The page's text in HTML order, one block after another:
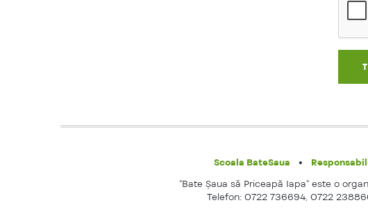
Scoala BateSaua
"Bate Şaua să Priceapă Iapa" este o
Telefon: 0722 736694, 0722